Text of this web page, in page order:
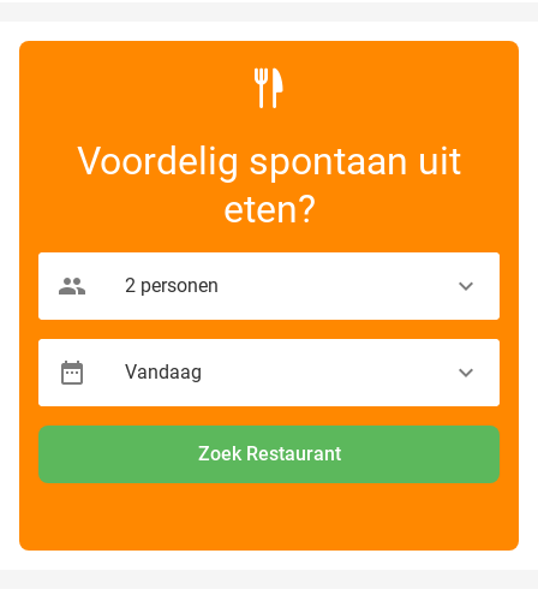
Voordelig spontaan uit
eten?
Zoek Restaurant